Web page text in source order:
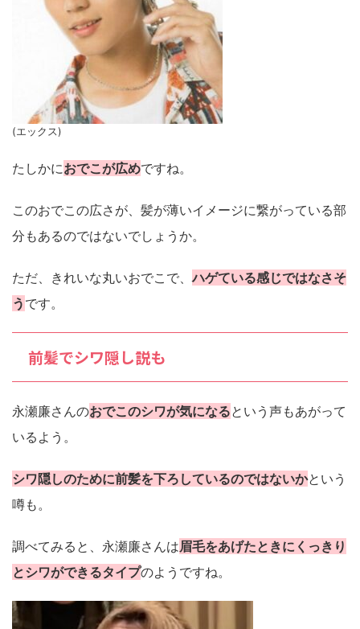
(エックス)
たしかにおでこが広めですね。
このおでこの広さが、髪が薄いイメージに繋がっている部
分もあるのではないでしょうか。
ただ、きれいな丸いおでこで、ハゲている感じではなさそ
う です。
前髪でシワ隠し説も
永瀬廉さんのおでこのシワが気になるという声もあがって
いるよう。
シワ隠しのために前髪を下ろしているのではないかという
噂も。
調べてみると、永瀬廉さんは眉毛をあげたときにくっきり
とシワができるタイプのようですね。